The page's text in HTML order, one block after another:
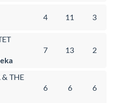
4 11 3
7 13 2
& THE
6 6 6